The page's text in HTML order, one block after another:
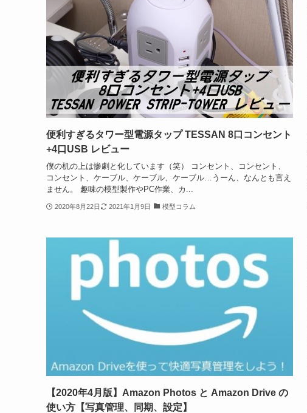
便利すぎるタワー型電源タップ TESSAN 8口コンセント
+4口USB レビュー
僕の机の上は惨劇と化しています（笑） コンセント、コンセント、
コンセント、ケーブル、ケーブル、ケーブル…うーん、なんとも言え
ません。 趣味の模型製作やPC作業、カ...
2020年8月22日 2021年1月9日 模型コラム
【2020年4月版】Amazon Photos と Amazon Drive の
使い方【写真管理、同期、設定】